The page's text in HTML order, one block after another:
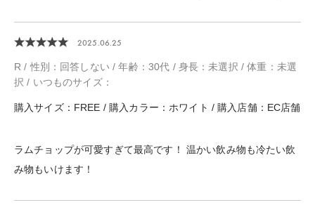
2025.06.25
R / 性別：回答しない / 年齢：30代 / 身長：未選択 / 体重：未選
択 / いつものサイズ：
購入サイズ：FREE / 購入カラー：ホワイト / 購入店舗：EC店舗
ラムチョップが可愛すぎて最高です！ 温かい飲み物も冷たい飲
み物もいけます！